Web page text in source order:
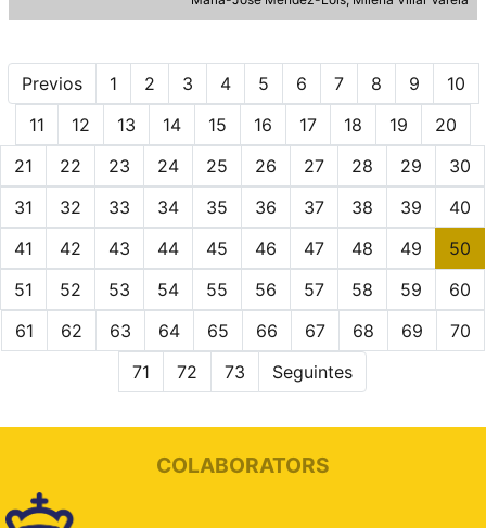
Previos 1 2 3 4 5 6 7 8 9
10
11
12 13 14 15 16 17 18 19
20
21
22 23 24 25 26 27 28 29
30
31
32 33 34 35 36 37 38 39
40
41
42 43 44 45 46 47 48 49
50
51
52 53 54 55 56 57 58 59
60
61
62 63 64 65 66 67 68 69
70
71
72 73 Seguintes
COLABORATORS